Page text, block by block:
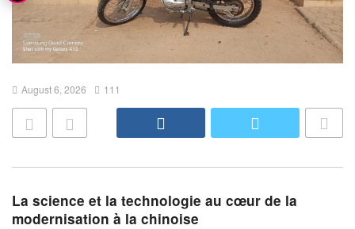
August 6, 2026 111
La science et la technologie au cœur de la
modernisation à la chinoise